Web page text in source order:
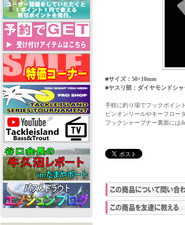
■サイズ：50×10mm
■ヤスリ部：ダイヤモンドシ
手軽に釣り場でフックポイン
ピンオンリールやキーフロー
フックシャープナー裏面には